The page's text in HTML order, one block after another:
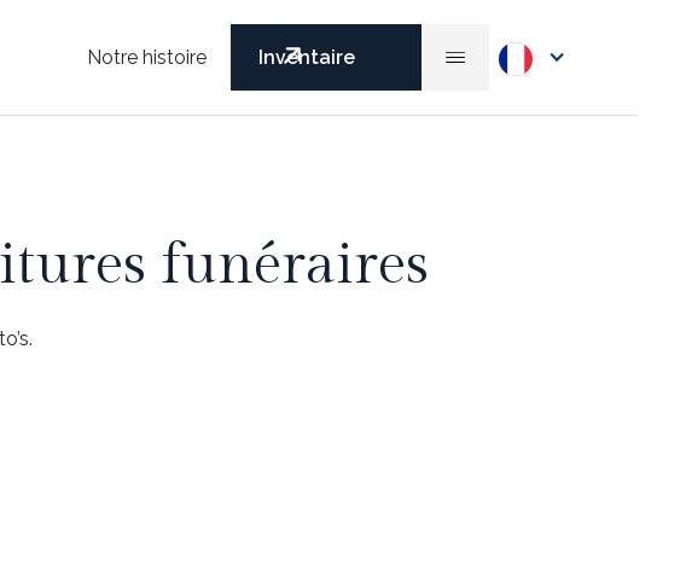
Notre histoire Inventaire
funéraires